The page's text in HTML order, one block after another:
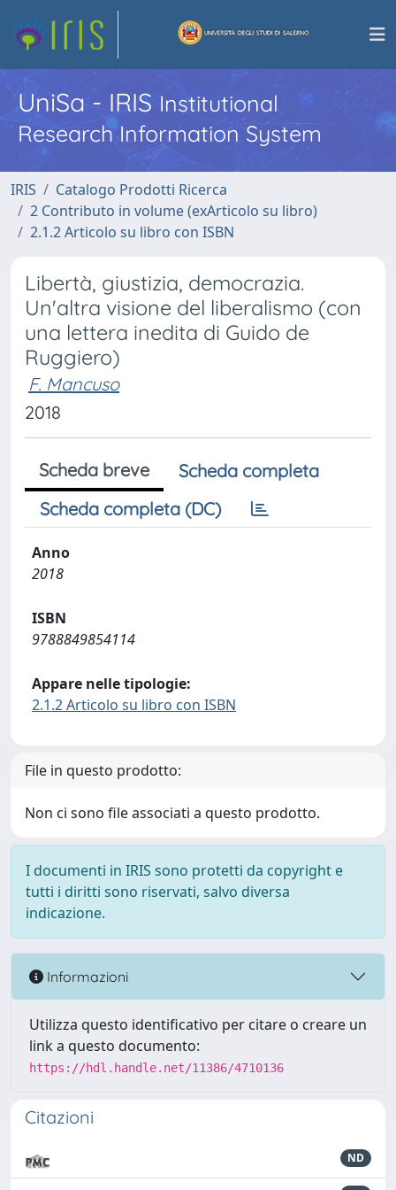
UniSa - IRISInstitutional
Research Information System
IRIS
Catalogo Prodotti Ricerca
2 Contributo in volume (exArticolo su libro)
2.1.2 Articolo su libro con ISBN
Libertà, giustizia, democrazia.
Un'altra visione del liberalismo (con
una lettera inedita di Guido de
Ruggiero)
F. Mancuso
2018
Scheda breve
Scheda completa
Scheda completa (DC)
Anno
2018
ISBN
9788849854114
Appare nelle tipologie:
2.1.2 Articolo su libro con ISBN
File in questo prodotto:
Non ci sono file associati a questo prodotto.
I documenti in IRIS sono protetti da copyright e
tutti i diritti sono riservati, salvo diversa
indicazione.
Informazioni
Utilizza questo identificativo per citare o creare un
link a questo documento:
https://hdl.handle.net/11386/4710136
Citazioni
ND